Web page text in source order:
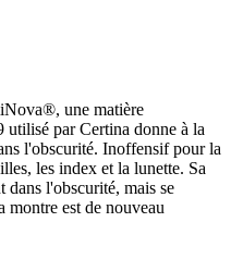
une matière
par Certina donne à la
l'obscurité. Inoffensif pour la
les index et la lunette. Sa
l'obscurité, mais se
montre est de nouveau